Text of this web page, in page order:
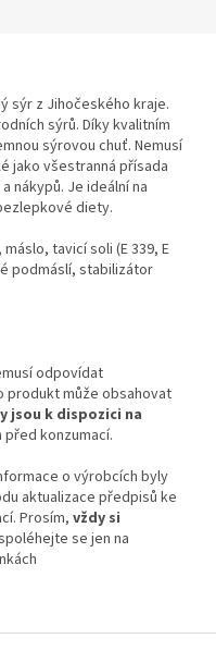
sýr z Jihočeského kraje.
sýrů. Díky kvalitním
sýrovou chuť. Nemusí
jako všestranná přísada
nákypů. Je ideální na
diety.
tavicí soli (E 339, E
podmáslí, stabilizátor
odpovídat
produkt může obsahovat
jsou k dispozici na
konzumací.
o výrobcích byly
aktualizace předpisů ke
Prosím,vždy si
se jen na